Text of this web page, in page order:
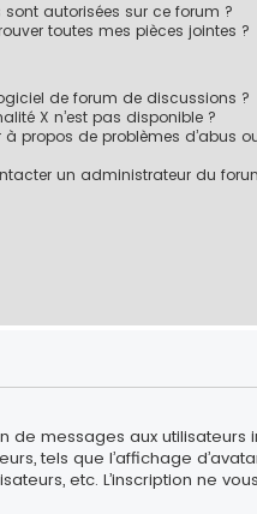
sont autorisées sur ce forum ?
toutes mes pièces jointes ?
de forum de discussions ?
X n’est pas disponible ?
propos de problèmes d’abus
un administrateur du
messages aux utilisateurs
tels que l’affichage
etc. L’inscription ne